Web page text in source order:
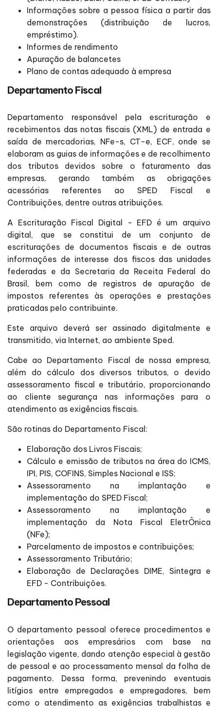
Informações sobre a pessoa física a partir das
demonstrações (distribuição de lucros,
empréstimo).
Informes de rendimento
Apuração de balancetes
Plano de contas adequado à empresa
Departamento Fiscal
Departamento responsável pela escrituração e
recebimentos das notas fiscais (XML) de entrada e
saída de mercadorias, NFe-s, CT-e, ECF, onde se
elaboram as guias de informações e de recolhimento
dos tributos devidos sobre o faturamento das
empresas, gerando também as obrigações
acessórias referentes ao SPED Fiscal e
Contribuições, dentre outras atribuições.
A Escrituração Fiscal Digital - EFD é um arquivo
digital, que se constitui de um conjunto de
escriturações de documentos fiscais e de outras
informações de interesse dos fiscos das unidades
federadas e da Secretaria da Receita Federal do
Brasil, bem como de registros de apuração de
impostos referentes às operações e prestações
praticadas pelo contribuinte.
Este arquivo deverá ser assinado digitalmente e
transmitido, via Internet, ao ambiente Sped.
Cabe ao Departamento Fiscal de nossa empresa,
além do cálculo dos diversos tributos, o devido
assessoramento fiscal e tributário, proporcionando
ao cliente segurança nas informações para o
atendimento as exigências fiscais.
São rotinas do Departamento Fiscal:
Elaboração dos Livros Fiscais;
Cálculo e emissão de tributos na área do ICMS,
IPI, PIS, COFINS, Simples Nacional e ISS;
Assessoramento na implantação e
implementação do SPED Fiscal;
Assessoramento na implantação e
implementação da Nota Fiscal EletrÔnica
(NFe);
Parcelamento de impostos e contribuições;
Assessoramento Tributário;
Elaboração de Declarações DIME, Sintegra e
EFD - Contribuições.
Departamento Pessoal
O departamento pessoal oferece procedimentos e
orientações aos empresários com base na
legislação vigente, dando atenção especial à gestão
de pessoal e ao processamento mensal da folha de
pagamento. Dessa forma, prevenindo eventuais
litígios entre empregados e empregadores, bem
como o atendimento as exigências trabalhistas e